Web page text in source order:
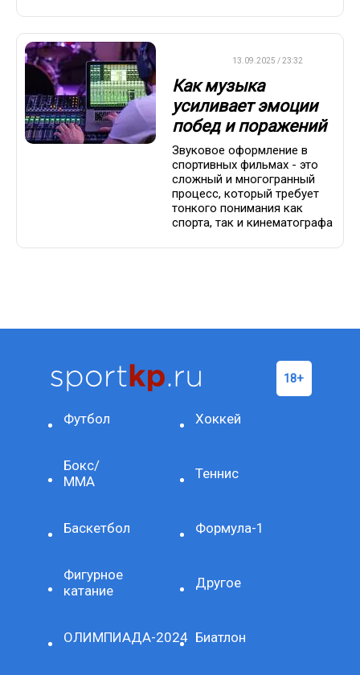
13.09.2025 / 23:32
Как музыка
усиливает эмоции
побед и поражений
Звуковое оформление в
спортивных фильмах - это
сложный и многогранный
процесс, который требует
тонкого понимания как
спорта, так и кинематографа
Футбол Хоккей
Бокс/
ММА
Теннис
Баскетбол Формула-1
Фигурное
катание
Другое
ОЛИМПИАДА-2024 Биатлон